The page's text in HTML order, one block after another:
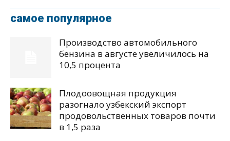
самое популярное
Производство автомобильного
бензина в августе увеличилось на
10,5 процента
Плодоовощная продукция
разогнало узбекский экспорт
продовольственных товаров почти
в 1,5 раза